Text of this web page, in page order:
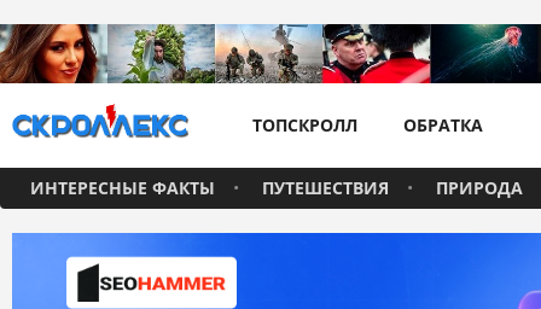
ТОПСКРОЛЛ ОБРАТКА
ИНТЕРЕСНЫЕ ФАКТЫ ПУТЕШЕСТВИЯ ПРИРОДА